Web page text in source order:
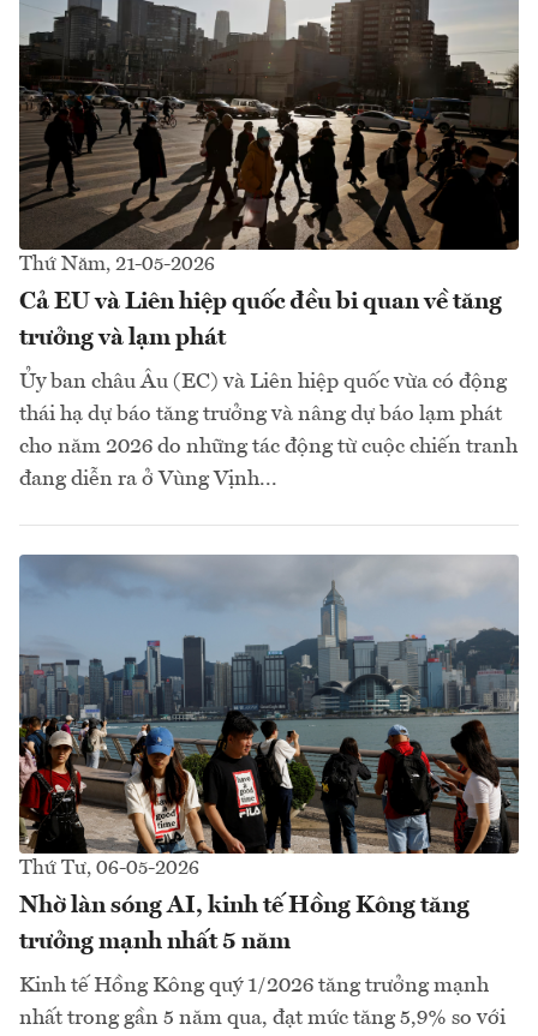
Thứ Năm, 21-05-2026
Cả EU và Liên hiệp quốc đều bi quan về tăng
trưởng và lạm phát
Ủy ban châu Âu (EC) và Liên hiệp quốc vừa có động
thái hạ dự báo tăng trưởng và nâng dự báo lạm phát
cho năm 2026 do những tác động từ cuộc chiến tranh
đang diễn ra ở Vùng Vịnh...
Thứ Tư, 06-05-2026
Nhờ làn sóng AI, kinh tế Hồng Kông tăng
trưởng mạnh nhất 5 năm
Kinh tế Hồng Kông quý 1/2026 tăng trưởng mạnh
nhất trong gần 5 năm qua, đạt mức tăng 5,9% so với